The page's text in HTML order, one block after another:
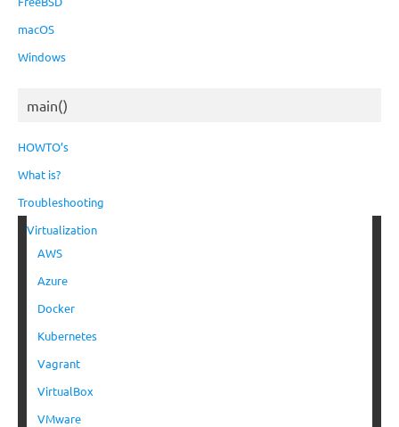
macOS
Windows
main()
HOWTO’s
What is?
Troubleshooting
Virtualization
AWS
Azure
Docker
Kubernetes
Vagrant
VirtualBox
VMware